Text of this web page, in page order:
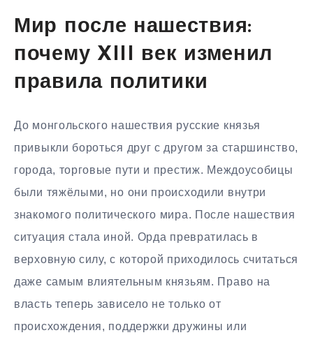
Мир после нашествия:
почему XIII век изменил
правила политики
До монгольского нашествия русские князья
привыкли бороться друг с другом за старшинство,
города, торговые пути и престиж. Междоусобицы
были тяжёлыми, но они происходили внутри
знакомого политического мира. После нашествия
ситуация стала иной. Орда превратилась в
верховную силу, с которой приходилось считаться
даже самым влиятельным князьям. Право на
власть теперь зависело не только от
происхождения, поддержки дружины или